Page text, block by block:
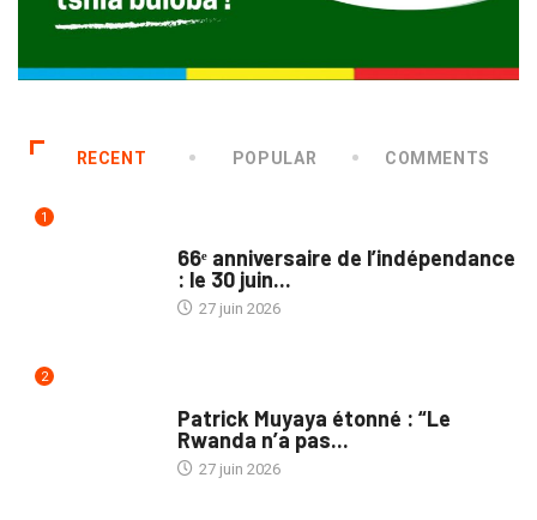
RECENT POPULAR COMMENTS
1
66ᵉ anniversaire de l’indépendance
: le 30 juin...
27 juin 2026
2
Patrick Muyaya étonné : “Le
Rwanda n’a pas...
27 juin 2026